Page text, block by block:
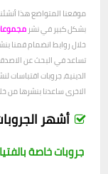
موقعنا المتواضع هذا
بشكل كبير في نشر
خلال روابط انضمام قمنا
تساعد في البحث عن
الدينية، جروبات اقتباسات
الاخرى ساعدنا بنشرها من
أشهر
جروبات خاصة